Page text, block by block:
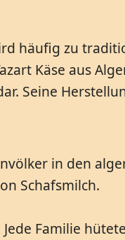
häufig zu
Käse aus
Seine
in den
Schafsmilch.
Familie